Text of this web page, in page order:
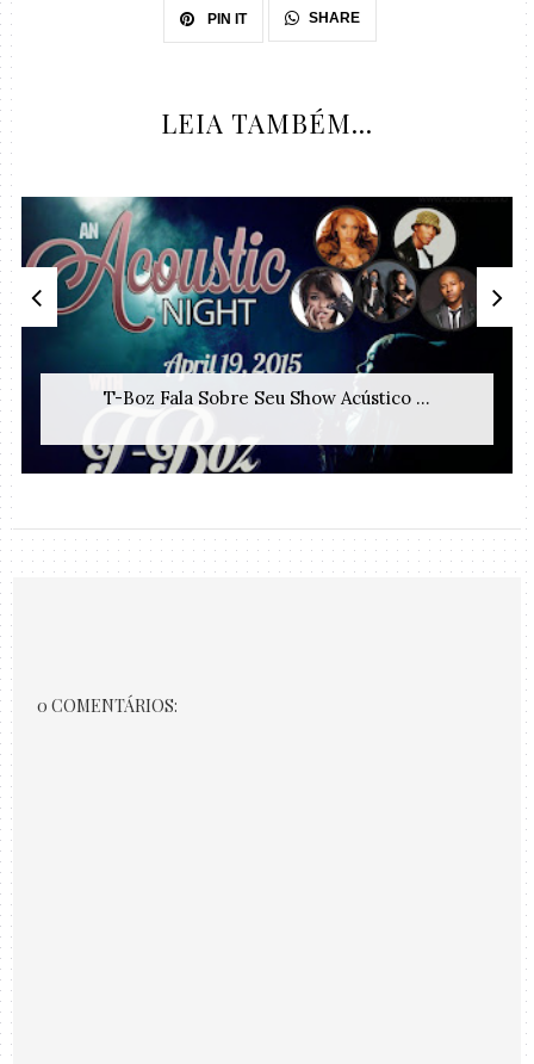
PIN IT SHARE
LEIA TAMBÉM...
T-Boz Fala Sobre Seu Show Acústico ...
0 COMENTÁRIOS: